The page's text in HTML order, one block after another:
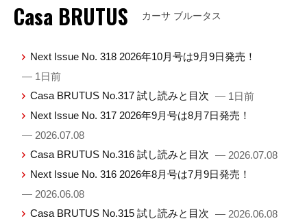
Casa BRUTUS カーサ ブルータス
Next Issue No. 318 2026年10月号は9月9日発売！
— 1日前
Casa BRUTUS No.317 試し読みと目次 — 1日前
Next Issue No. 317 2026年9月号は8月7日発売！
— 2026.07.08
Casa BRUTUS No.316 試し読みと目次 — 2026.07.08
Next Issue No. 316 2026年8月号は7月9日発売！
— 2026.06.08
Casa BRUTUS No.315 試し読みと目次 — 2026.06.08